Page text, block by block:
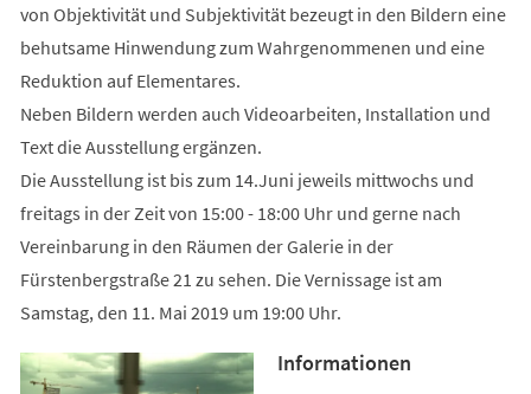
von Objektivität und Subjektivität bezeugt in den Bildern eine
behutsame Hinwendung zum Wahrgenommenen und eine
Reduktion auf Elementares.
Neben Bildern werden auch Videoarbeiten, Installation und
Text die Ausstellung ergänzen.
Die Ausstellung ist bis zum 14.Juni jeweils mittwochs und
freitags in der Zeit von 15:00 - 18:00 Uhr und gerne nach
Vereinbarung in den Räumen der Galerie in der
Fürstenbergstraße 21 zu sehen. Die Vernissage ist am
Samstag, den 11. Mai 2019 um 19:00 Uhr.
Informationen